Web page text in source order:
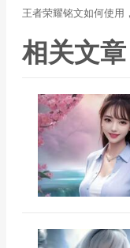
王者荣耀铭文如何使用
相关文章